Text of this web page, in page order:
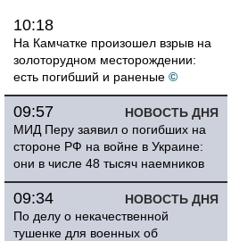
10:18
На Камчатке произошел взрыв на
золоторудном месторождении:
есть погибший и раненые ©
НОВОСТЬ ДНЯ
09:57
МИД Перу заявил о погибших на
стороне РФ на войне в Украине:
они в числе 48 тысяч наемников
НОВОСТЬ ДНЯ
09:34
По делу о некачественной
тушенке для военных об